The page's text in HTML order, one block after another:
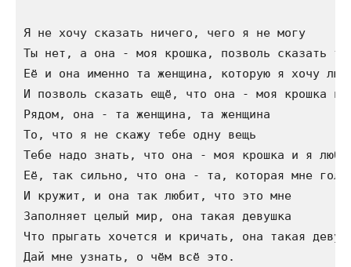
Я не хочу сказать ничего, чего я не могу
Ты нет, а она - моя крошка, позволь сказать
Её и она именно та женщина, которую я хочу
И позволь сказать ещё, что она - моя крошка и
Рядом, она - та женщина, та женщина
То, что я не скажу тебе одну вещь
Тебе надо знать, что она - моя крошка и я
Её, так сильно, что она - та, которая мне
И кружит, и она так любит, что это мне
Заполняет целый мир, она такая девушка
Что прыгать хочется и кричать, она такая
Дай мне узнать, о чём всё это.